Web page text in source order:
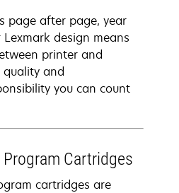
page after page, year
design means
printer and
and
you can count
Cartridges
cartridges are